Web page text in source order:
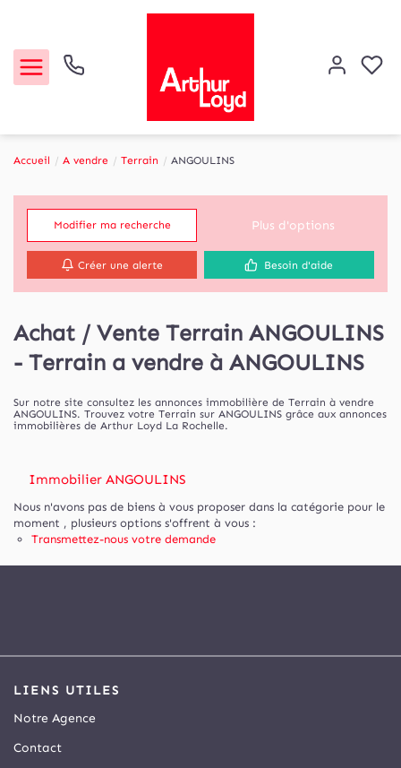
Louer
Etude de marché
Notre Agence
Contact
Accueil A vendre Terrain ANGOULINS
Modifier ma recherche Plus d'options
Créer une alerte Besoin d'aide
Achat / Vente Terrain ANGOULINS
- Terrain a vendre à ANGOULINS
Sur notre site consultez les annonces immobilière de Terrain à vendre
ANGOULINS. Trouvez votre Terrain sur ANGOULINS grâce aux annonces
immobilières de Arthur Loyd La Rochelle.
Immobilier ANGOULINS
Nous n'avons pas de biens à vous proposer dans la catégorie pour le
moment , plusieurs options s'offrent à vous :
Transmettez-nous votre demande
LIENS UTILES
Notre Agence
Contact